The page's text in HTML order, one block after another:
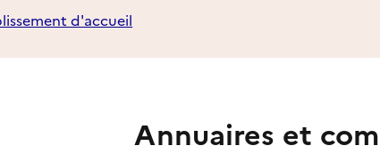
d'accueil
Annuaires et